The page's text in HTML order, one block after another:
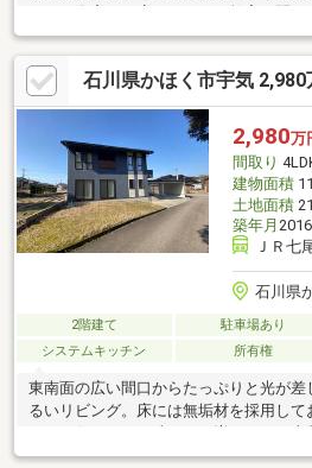
です。男女別トイレや広大な駐車スペ
心。屋上スペースや２階建物置も活用
としても重宝します。暮らしの安定と事
られる、希少性の高い住居付店舗物件で
石川県かほく市宇気 2,980
2,980万
間取り
建物面積
土地面積
築年月
ＪＲ七
石川県
2階建て 駐車場あり
システムキッチン
所有権
東南面の広い間口からたっぷりと光が差
るいリビング。床には無垢材を採用して
見た目以上に収納が充実している点も